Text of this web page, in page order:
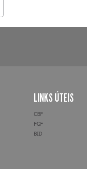
LINKS ÚTEIS
CBF
FGF
BID